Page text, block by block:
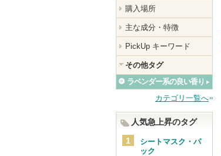
購入場所
主な成分・特徴
PickUp キーワード
その他タグ
ラベンダー系の良い香り
カテゴリ一覧へ
人気急上昇のタグ
シートマスク・パ
ック